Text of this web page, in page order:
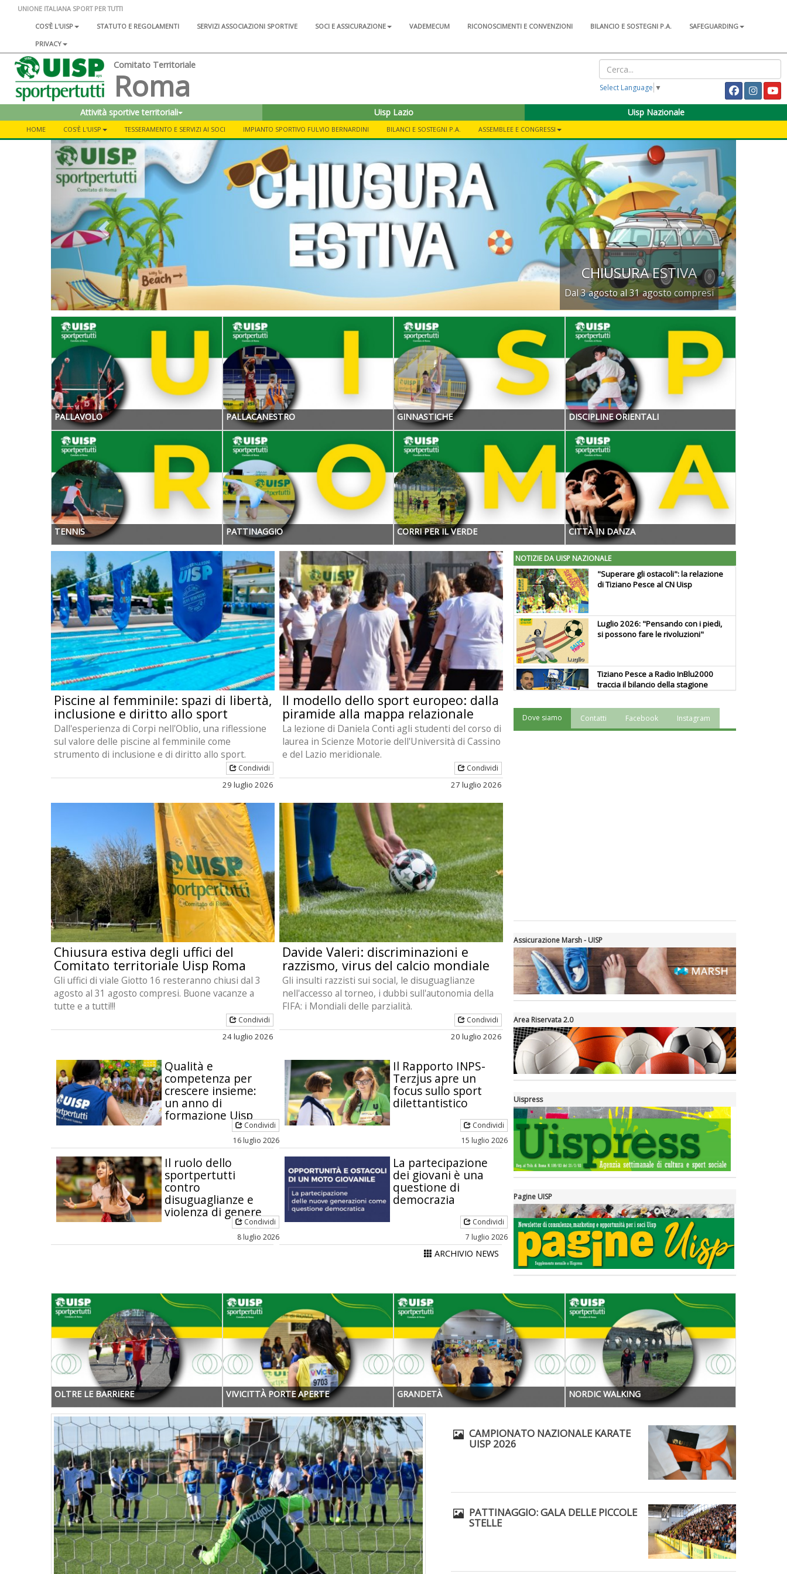
UNIONE ITALIANA SPORT PER TUTTI
COS'È L'UISP
STATUTO E REGOLAMENTI SERVIZI ASSOCIAZIONI SPORTIVE SOCI E ASSICURAZIONE VADEMECUM RICONOSCIMENTI E CONVENZIONI BILANCIO E SOSTEGNI P.A.
SAFEGUARDING
PRIVACY
Comitato Territoriale
Roma Select Language ▼
Attività sportive territoriali Uisp Lazio Uisp Nazionale
HOME COS'È L'UISP TESSERAMENTO E SERVIZI AI SOCI IMPIANTO SPORTIVO FULVIO BERNARDINI BILANCI E SOSTEGNI P.A. ASSEMBLEE E CONGRESSI
Salto Triplo: stagione sportiva 2025-26
Scarica la modulistica per l'affiliazione e il tesseramento
Previous Next
PALLAVOLO PALLACANESTRO GINNASTICHE DISCIPLINE ORIENTALI
TENNIS PATTINAGGIO CORRI PER IL VERDE CITTÀ IN DANZA
Piscine al femminile: spazi di libertà,
inclusione e diritto allo sport
Dall'esperienza di Corpi nell'Oblio, una riflessione
sul valore delle piscine al femminile come
strumento di inclusione e di diritto allo sport.
Condividi
29 luglio 2026
Il modello dello sport europeo: dalla
piramide alla mappa relazionale
La lezione di Daniela Conti agli studenti del corso di
laurea in Scienze Motorie dell'Università di Cassino
e del Lazio meridionale.
Condividi
27 luglio 2026
Chiusura estiva degli uffici del
Comitato territoriale Uisp Roma
Gli uffici di viale Giotto 16 resteranno chiusi dal 3
agosto al 31 agosto compresi. Buone vacanze a
tutte e a tutti!!!
Condividi
24 luglio 2026
Davide Valeri: discriminazioni e
razzismo, virus del calcio mondiale
Gli insulti razzisti sui social, le disuguaglianze
nell'accesso al torneo, i dubbi sull'autonomia della
FIFA: i Mondiali delle parzialità.
Condividi
20 luglio 2026
Qualità e
competenza per
crescere insieme:
un anno di
formazione Uisp
Condividi
16 luglio 2026
Il Rapporto INPS-
Terzjus apre un
focus sullo sport
dilettantistico
Condividi
15 luglio 2026
Il ruolo dello
sportpertutti
contro
disuguaglianze e
violenza di genere
Condividi
8 luglio 2026
La partecipazione
dei giovani è una
questione di
democrazia
Condividi
7 luglio 2026
ARCHIVIO NEWS
NOTIZIE DA UISP NAZIONALE
"Superare gli ostacoli": la relazione
di Tiziano Pesce al CN Uisp
Luglio 2026: "Pensando con i piedi,
si possono fare le rivoluzioni"
Tiziano Pesce a Radio InBlu2000
traccia il bilancio della stagione
Ddl Lobby, Uisp: “Il Parlamento
Dove siamo Contatti Facebook Instagram
Assicurazione Marsh - UISP
Area Riservata 2.0
Uispress
Pagine UISP
OLTRE LE BARRIERE VIVICITTÀ PORTE APERTE GRANDETÀ NORDIC WALKING
CAMPIONATO NAZIONALE KARATE
UISP 2026
PATTINAGGIO: GALA DELLE PICCOLE
STELLE